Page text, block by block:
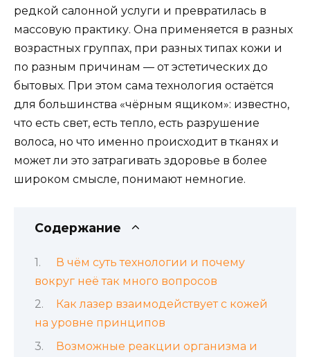
редкой салонной услуги и превратилась в
массовую практику. Она применяется в разных
возрастных группах, при разных типах кожи и
по разным причинам — от эстетических до
бытовых. При этом сама технология остаётся
для большинства «чёрным ящиком»: известно,
что есть свет, есть тепло, есть разрушение
волоса, но что именно происходит в тканях и
может ли это затрагивать здоровье в более
широком смысле, понимают немногие.
Содержание
В чём суть технологии и почему
вокруг неё так много вопросов
Как лазер взаимодействует с кожей
на уровне принципов
Возможные реакции организма и